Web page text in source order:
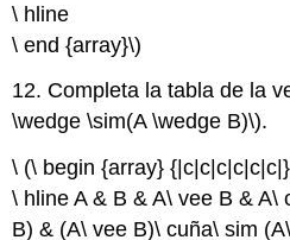
\ hline
\ end {array}\)
12. Completa la tabla de la
\wedge \sim(A \wedge B)\).
\ (\ begin {array} {|c|c|c|c|c|c|}
\ hline A & B & A\ vee B & A\
B) & (A\ vee B)\ cuña\ sim